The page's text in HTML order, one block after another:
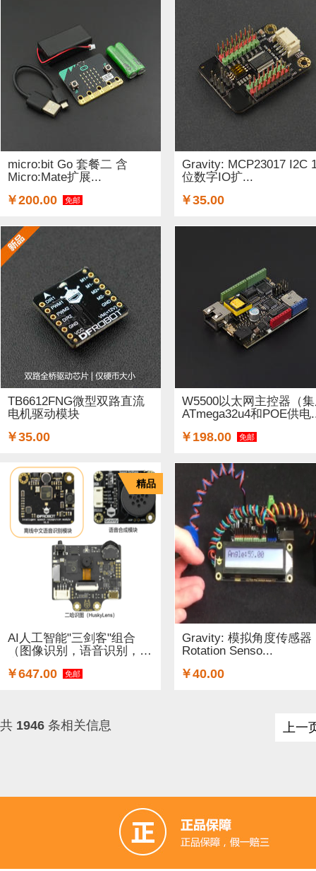
micro:bit Go 套餐二 含
Micro:Mate扩展...
￥200.00 免邮
Gravity: MCP23017 I2C
位数字IO扩...
￥35.00
TB6612FNG微型双路直流
电机驱动模块
￥35.00
W5500以太网主控器（
ATmega32u4和POE供电
￥198.00 免邮
AI人工智能"三剑客"组合
（图像识别，语音识别，语
￥647.00 免邮
精品
Gravity: 模拟角度传感器
Rotation Senso...
￥40.00
共 1946 条相关信息 上一